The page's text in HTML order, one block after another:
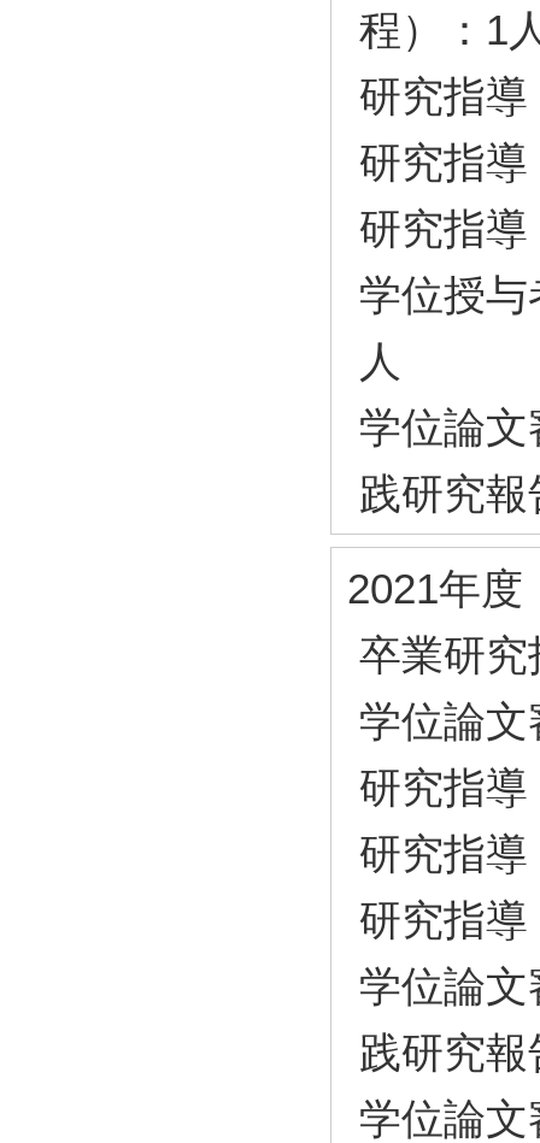
程）：1
研究指
研究指
研究指
学位授
人
学位論
践研究
2021年度
卒業研
学位論
研究指
研究指
研究指
学位論
践研究
学位論